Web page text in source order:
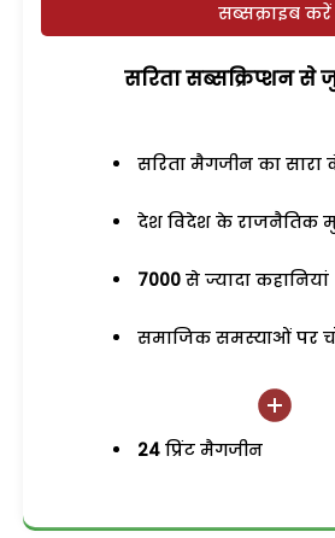
सब्सक्राइब करें
सरिता सब्सक्रिप्शन से
सरिता मैगजीन का सारा
देश विदेश के राजनैतिक
7000 से ज्यादा कहानियां
समाजिक समस्याओं पर
24 प्रिंट मैगजीन